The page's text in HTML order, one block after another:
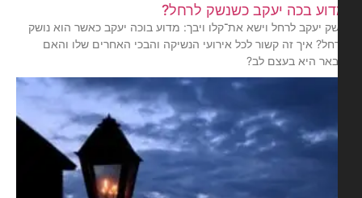
בכה יעקב כשנשק לרחל?
יעקב לרחל וישא את־קלו ויבך: מדוע בוכה יעקב כאשר הוא נושק
איך זה קשור לכל אירועי הנשיקה והבכי האחרים שלו והאם
היא בעצם לב?